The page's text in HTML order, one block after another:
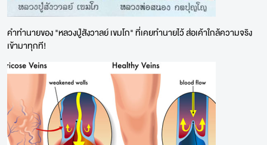
คำทำนายของ "หลวงปู่สังวาลย์ เขมโก" ที่เคยทำนายไว้ ส่อเค้าใกล้ความจริง
เข้ามาทุกที!